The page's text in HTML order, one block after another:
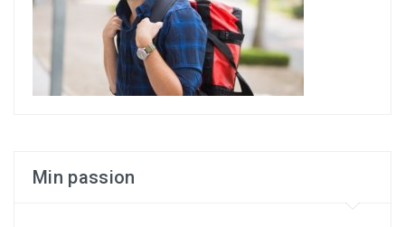
Min passion